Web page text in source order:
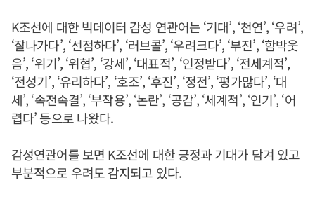
K조선에 대한 빅데이터 감성 연관어는 ‘기대’, ‘천연’, ‘우려’,
‘잘나가다’, ‘선점하다’, ‘러브콜’, ‘우려크다’, ‘부진’, ‘함박웃
음’, ‘위기’, ‘위협’, ‘강세’, ‘대표적’, ‘인정받다’, ‘전세계적’,
‘전성기’, ‘유리하다’, ‘호조’, ‘후진’, ‘정전’, ‘평가많다’, ‘대
세’, ‘속전속결’, ‘부작용’, ‘논란’, ‘공감’, ‘세계적’, ‘인기’, ‘어
렵다’ 등으로 나왔다.
감성연관어를 보면 K조선에 대한 긍정과 기대가 담겨 있고
부분적으로 우려도 감지되고 있다.